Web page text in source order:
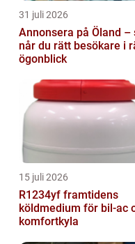
31 juli 2026
Annonsera på Öland –
når du rätt besökare i
ögonblick
15 juli 2026
R1234yf framtidens
köldmedium för bil-ac
komfortkyla